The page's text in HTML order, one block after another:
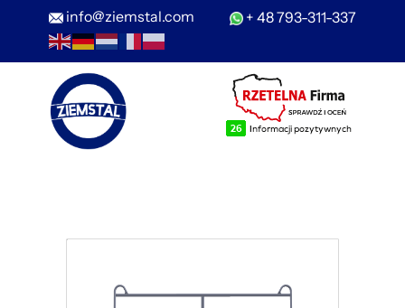
+ 48 793-311-337
info@ziemstal.com